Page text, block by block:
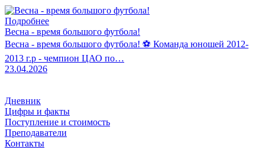
Подробнее
Весна - время большого футбола!
Весна - время большого футбола! ⚽️ Команда юношей 2012-
2013 г.р - чемпион ЦАО по…
23.04.2026
Дневник
Цифры и факты
Поступление и стоимость
Преподаватели
Контакты